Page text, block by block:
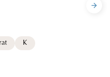
K